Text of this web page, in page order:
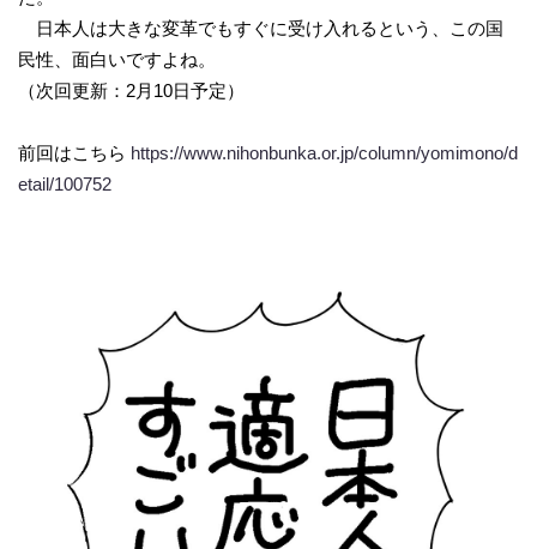
日本人は大きな変革でもすぐに受け入れるという、この国
民性、面白いですよね。
（次回更新：2月10日予定）
前回はこちら https://www.nihonbunka.or.jp/column/yomimono/d
etail/100752